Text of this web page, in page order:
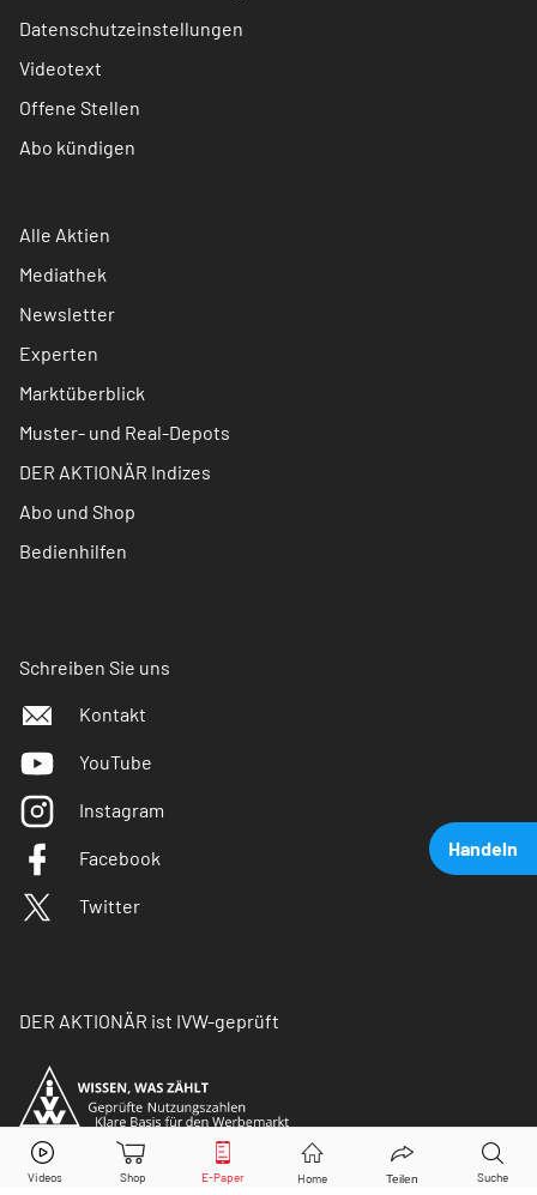
Handeln
Evotec Aktie jetzt handeln?
Datenschutzeinstellungen
Videotext
Offene Stellen
Abo kündigen
Alle Aktien
Mediathek
Newsletter
Experten
Marktüberblick
Muster- und Real-Depots
DER AKTIONÄR Indizes
Abo und Shop
Bedienhilfen
Schreiben Sie uns
Kontakt
YouTube
Instagram
Facebook
Twitter
DER AKTIONÄR ist IVW-geprüft